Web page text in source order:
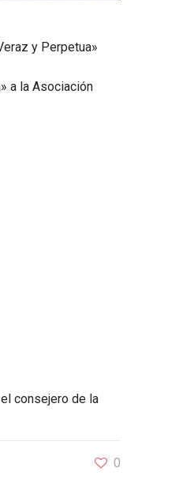
y Perpetua»
a la Asociación
consejero de la
0